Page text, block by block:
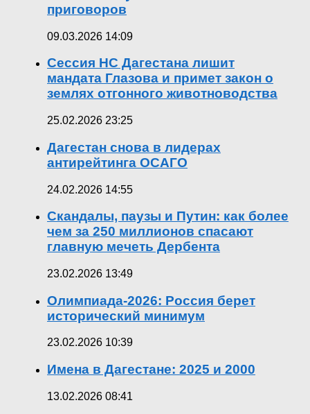
приговоров
09.03.2026 14:09
Сессия НС Дагестана лишит
мандата Глазова и примет закон о
землях отгонного животноводства
25.02.2026 23:25
Дагестан снова в лидерах
антирейтинга ОСАГО
24.02.2026 14:55
Скандалы, паузы и Путин: как более
чем за 250 миллионов спасают
главную мечеть Дербента
23.02.2026 13:49
Олимпиада-2026: Россия берет
исторический минимум
23.02.2026 10:39
Имена в Дагестане: 2025 и 2000
13.02.2026 08:41